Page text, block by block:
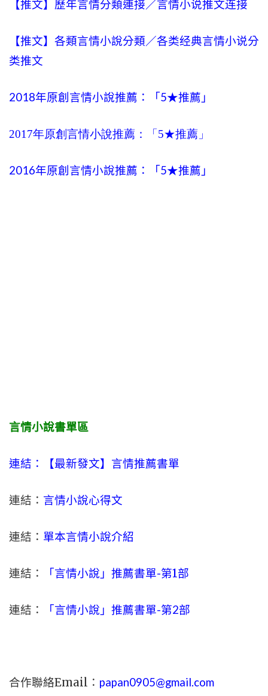
【推文】歷年言情分類連接／言情小说推文连接
【推文】各類言情小說分類／各类经典言情小说分
类推文
2018年原創言情小說推薦：「5★推薦」
2017年原創言情小說推薦：「5★推薦」
2016年原創言情小說推薦：「5★推薦」
言情小說書單區
連結：【最新發文】 言情推薦書單
連結： 言情小說心得文
連結： 單本言情小說介紹
連結： 「言情小說」推薦書單-第1部
連結： 「言情小說」推薦書單-第2部
合作聯絡Email： papan0905@gmail.com